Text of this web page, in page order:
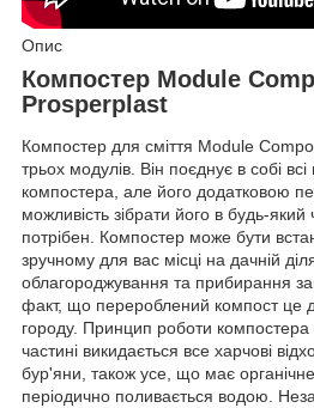
Опис
Компостер Module
Prosperplast
Компостер для сміття Module
трьох модулів. Він поєднує в собі
компостера, але його додатковою
можливість зібрати його в будь-
потрібен. Компостер може бути
зручному для вас місці на дачній
облагороджування та прибирання
факт, що перероблений компост це
городу. Принцип роботи
частині викидається все харчові
бур'яни, також усе, що має органічне
періодично поливається водою.